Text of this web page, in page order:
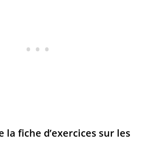
la fiche d’exercices sur les